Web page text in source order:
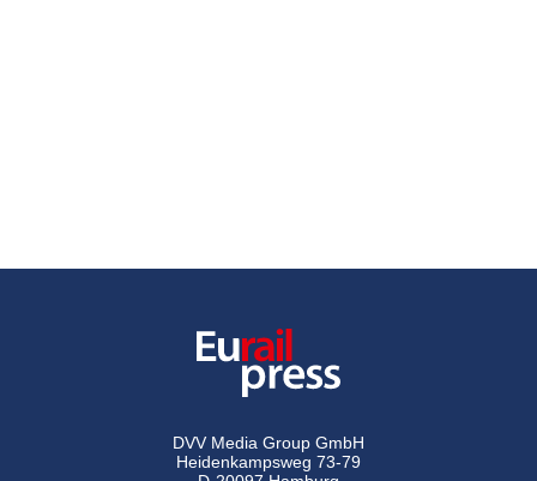
DVV Media Group GmbH
Heidenkampsweg 73-79